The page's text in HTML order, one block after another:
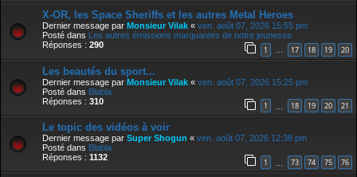
X-OR, les Space Sheriffs et les autres Metal Heroes
Dernier message par Monsieur Vilak « ven. août 07, 2026 15:55 pm
Posté dans Les autres émissions marquantes de notre jeunesse
Réponses : 290 1 … 17 18 19 20
Les beautés du sport...
Dernier message par Monsieur Vilak « ven. août 07, 2026 15:25 pm
Posté dans Blabla
Réponses : 310 1 18 19 20 21
Le topic des vidéos à voir
Dernier message par Super Shogun « ven. août 07, 2026 12:38 pm
Posté dans Blabla
Réponses : 1132 1 73 74 75 76